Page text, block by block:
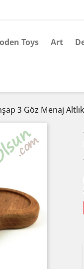
Toys Art
3 Göz Menaj